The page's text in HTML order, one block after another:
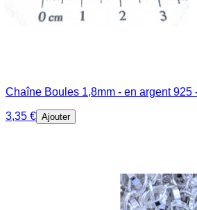
Chaîne Boules 1,8mm - en argent 925
3,35 € Ajouter